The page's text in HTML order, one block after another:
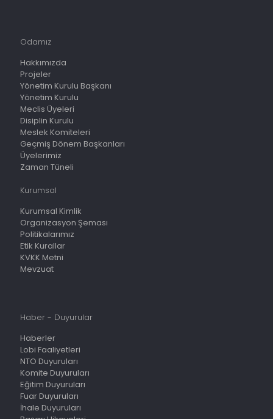
Odamız
Hakkımızda
Projeler
Yönetim Kurulu Başkanı
Yönetim Kurulu
Meclis Üyeleri
Disiplin Kurulu
Meslek Komiteleri
Geçmiş Dönem Başkanları
Üyelerimiz
Zaman Tüneli
Kurumsal
Kurumsal Kimlik
Organizasyon Şeması
Politikalarımız
Etik Kurallar
KVKK Metni
Mevzuat
Haber - Duyurular
Haberler
Lobi Faaliyetleri
NTO Duyuruları
Komite Duyuruları
Eğitim Duyuruları
Fuar Duyuruları
İhale Duyuruları